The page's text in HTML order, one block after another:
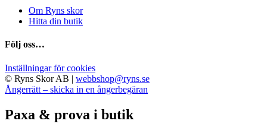
Om Ryns skor
Hitta din butik
Följ oss…
Inställningar för cookies
© Ryns Skor AB | webbshop@ryns.se
Ångerrätt – skicka in en ångerbegäran
Paxa & prova i butik